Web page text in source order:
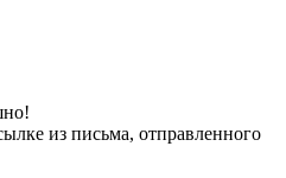
из письма, отправленного